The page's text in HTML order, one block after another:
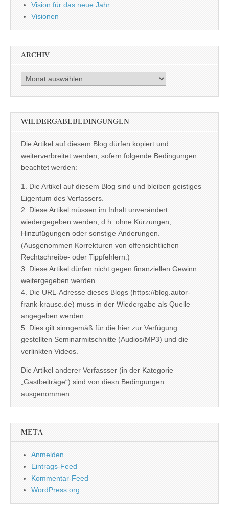
Vision für das neue Jahr
Visionen
ARCHIV
Archiv
WIEDERGABEBEDINGUNGEN
Die Artikel auf diesem Blog dürfen kopiert und
weiterverbreitet werden, sofern folgende Bedingungen
beachtet werden:
1. Die Artikel auf diesem Blog sind und bleiben geistiges
Eigentum des Verfassers.
2. Diese Artikel müssen im Inhalt unverändert
wiedergegeben werden, d.h. ohne Kürzungen,
Hinzufügungen oder sonstige Änderungen.
(Ausgenommen Korrekturen von offensichtlichen
Rechtschreibe- oder Tippfehlern.)
3. Diese Artikel dürfen nicht gegen finanziellen Gewinn
weitergegeben werden.
4. Die URL-Adresse dieses Blogs (https://blog.autor-
frank-krause.de) muss in der Wiedergabe als Quelle
angegeben werden.
5. Dies gilt sinngemäß für die hier zur Verfügung
gestellten Seminarmitschnitte (Audios/MP3) und die
verlinkten Videos.
Die Artikel anderer Verfassser (in der Kategorie
„Gastbeiträge“) sind von diesn Bedingungen
ausgenommen.
META
Anmelden
Eintrags-Feed
Kommentar-Feed
WordPress.org